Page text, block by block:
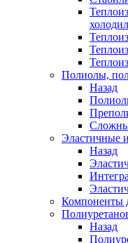
Полиолы,
Назад
Эластичные
Назад
Компоненты
Назад